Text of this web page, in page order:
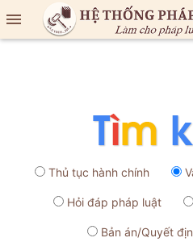

Thủ tục hành chính
Hỏi đáp pháp luật
Bản án/Quyết